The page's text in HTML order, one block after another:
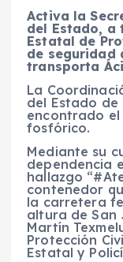
Activa la
del Estado, a
Estatal de
de seguridad
transporta
La
del Estado de
encontrado
fosfórico.
Mediante su
dependencia
hallazgo
contenedor
la carretera
altura de San
Martín
Protección
Estatal y